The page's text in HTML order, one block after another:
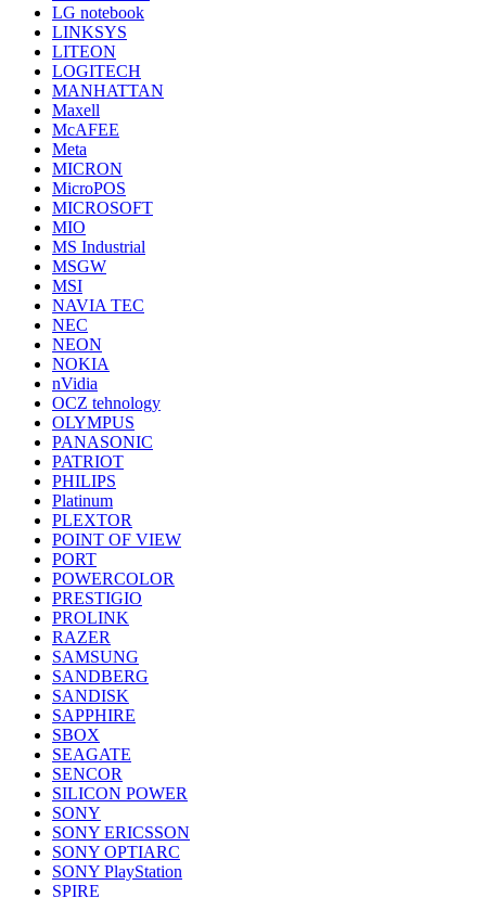
LG notebook
LINKSYS
LITEON
LOGITECH
MANHATTAN
Maxell
McAFEE
Meta
MICRON
MicroPOS
MICROSOFT
MIO
MS Industrial
MSGW
MSI
NAVIA TEC
NEC
NEON
NOKIA
nVidia
OCZ tehnology
OLYMPUS
PANASONIC
PATRIOT
PHILIPS
Platinum
PLEXTOR
POINT OF VIEW
PORT
POWERCOLOR
PRESTIGIO
PROLINK
RAZER
SAMSUNG
SANDBERG
SANDISK
SAPPHIRE
SBOX
SEAGATE
SENCOR
SILICON POWER
SONY
SONY ERICSSON
SONY OPTIARC
SONY PlayStation
SPIRE